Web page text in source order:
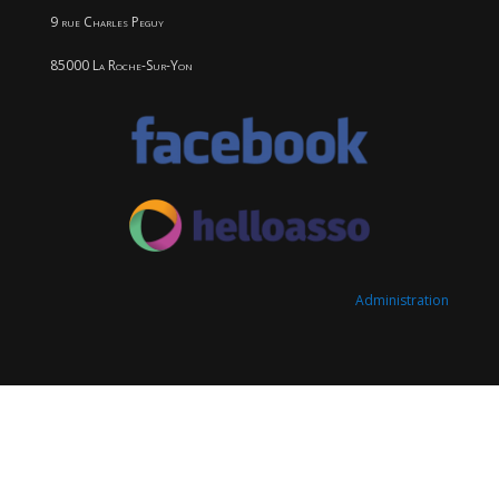
9 rue Charles Peguy
85000 La Roche-Sur-Yon
Administration